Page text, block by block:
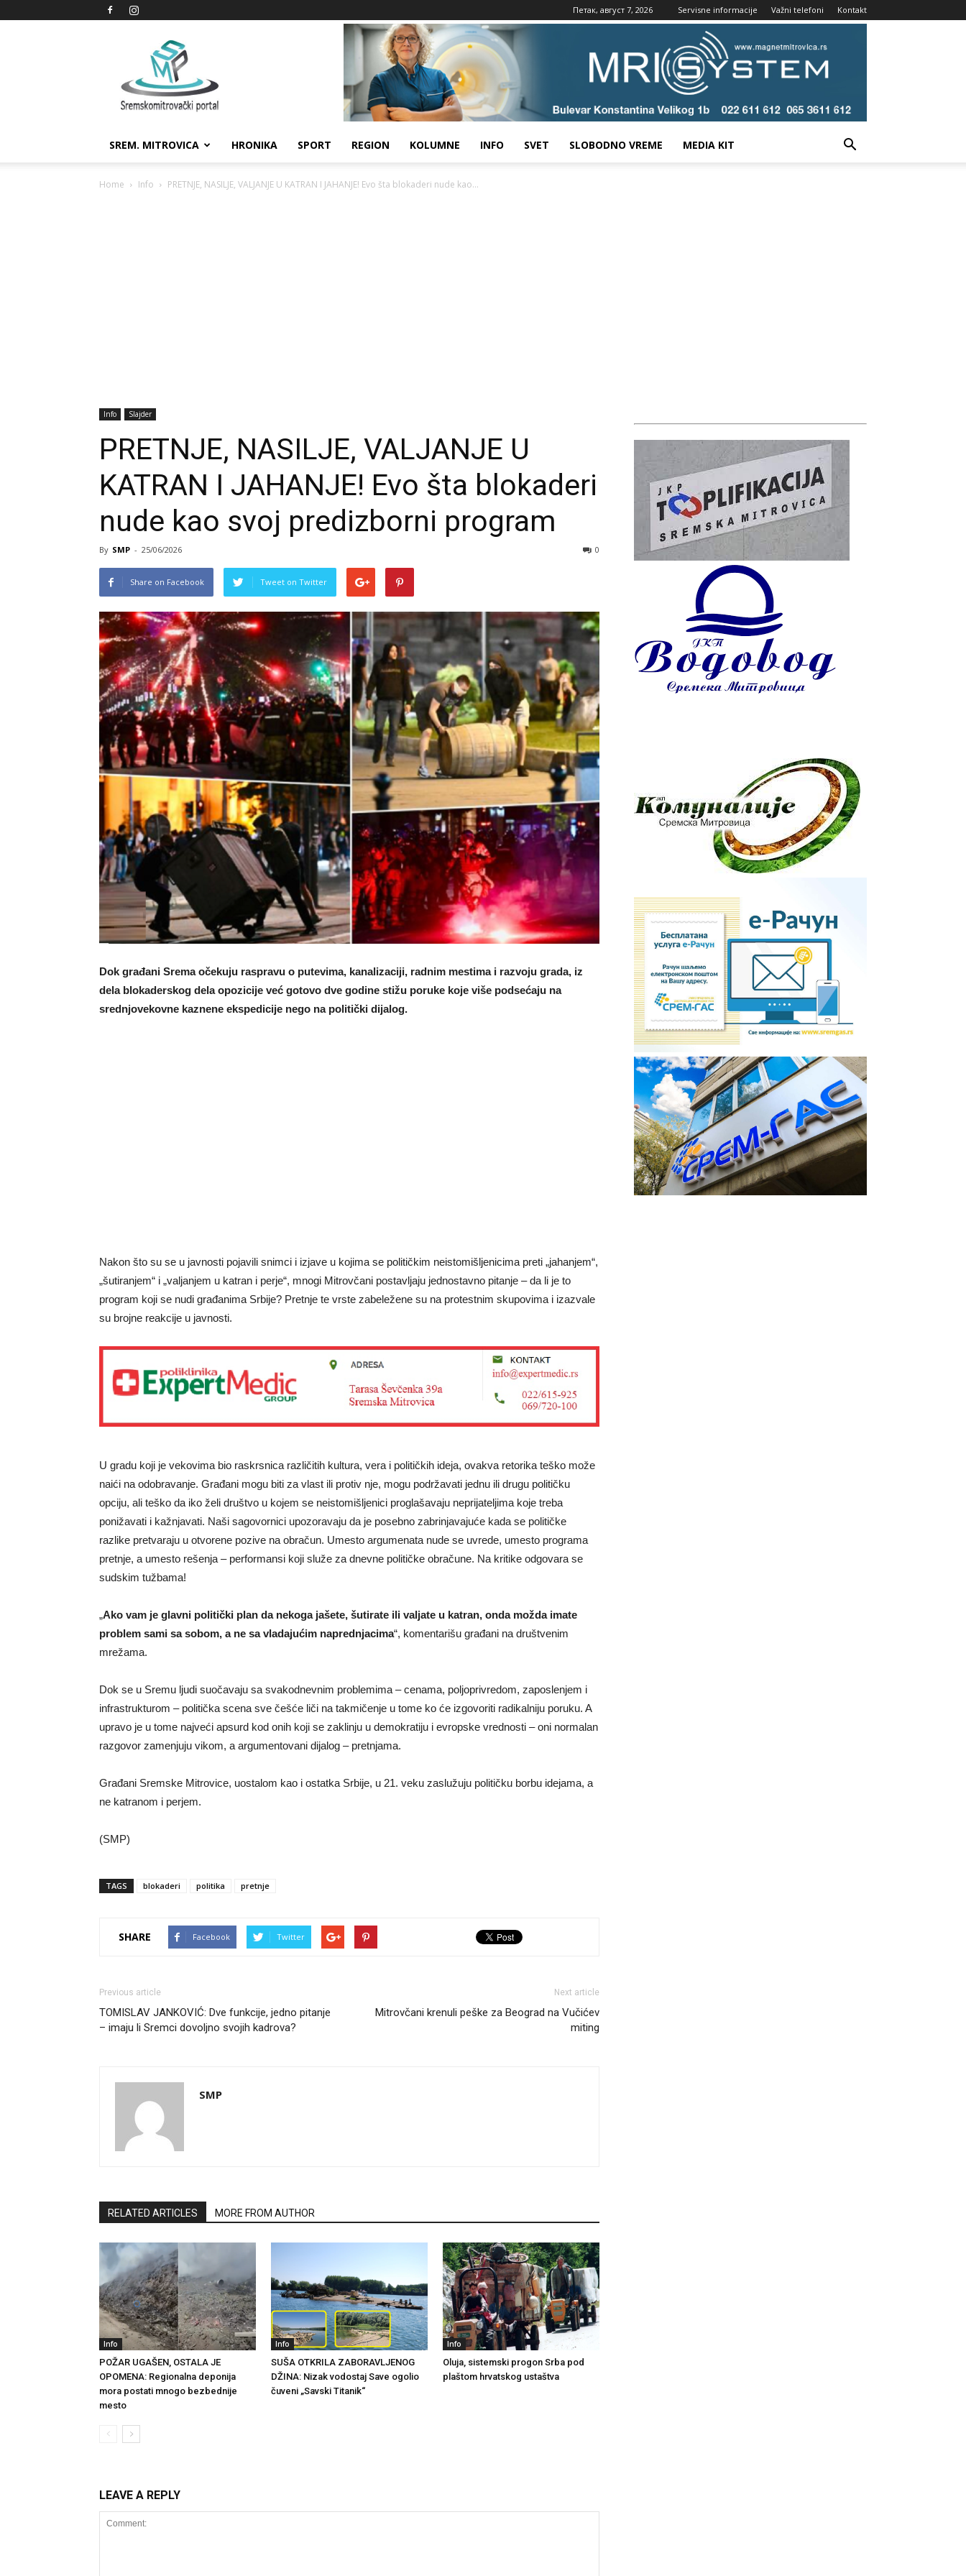
Петак, август 7, 2026 Servisne informacije Važni telefoni Kontakt
Sremskomitrovački
portal
SREM. MITROVICA HRONIKA SPORT REGION KOLUMNE INFO SVET SLOBODNO VREME MEDIA KIT
Home Info PRETNJE, NASILJE, VALJANJE U KATRAN I JAHANJE! Evo šta blokaderi nude kao...
Info Slajder
PRETNJE, NASILJE, VALJANJE U
KATRAN I JAHANJE! Evo šta blokaderi
nude kao svoj predizborni program
By SMP - 25/06/2026 0
Share on Facebook Tweet on Twitter
Dok građani Srema očekuju raspravu o putevima, kanalizaciji, radnim mestima i razvoju grada, iz
dela blokaderskog dela opozicije već gotovo dve godine stižu poruke koje više podsećaju na
srednjovekovne kaznene ekspedicije nego na politički dijalog.
Nakon što su se u javnosti pojavili snimci i izjave u kojima se političkim neistomišljenicima preti „jahanjem“,
„šutiranjem“ i „valjanjem u katran i perje“, mnogi Mitrovčani postavljaju jednostavno pitanje – da li je to
program koji se nudi građanima Srbije? Pretnje te vrste zabeležene su na protestnim skupovima i izazvale
su brojne reakcije u javnosti.
U gradu koji je vekovima bio raskrsnica različitih kultura, vera i političkih ideja, ovakva retorika teško može
naići na odobravanje. Građani mogu biti za vlast ili protiv nje, mogu podržavati jednu ili drugu političku
opciju, ali teško da iko želi društvo u kojem se neistomišljenici proglašavaju neprijateljima koje treba
ponižavati i kažnjavati. Naši sagovornici upozoravaju da je posebno zabrinjavajuće kada se političke
razlike pretvaraju u otvorene pozive na obračun. Umesto argumenata nude se uvrede, umesto programa
pretnje, a umesto rešenja – performansi koji služe za dnevne političke obračune. Na kritike odgovara se
sudskim tužbama!
„Ako vam je glavni politički plan da nekoga jašete, šutirate ili valjate u katran, onda možda imate
problem sami sa sobom, a ne sa vladajućim naprednjacima“, komentarišu građani na društvenim
mrežama.
Dok se u Sremu ljudi suočavaju sa svakodnevnim problemima – cenama, poljoprivredom, zaposlenjem i
infrastrukturom – politička scena sve češće liči na takmičenje u tome ko će izgovoriti radikalniju poruku. A
upravo je u tome najveći apsurd kod onih koji se zaklinju u demokratiju i evropske vrednosti – oni normalan
razgovor zamenjuju vikom, a argumentovani dijalog – pretnjama.
Građani Sremske Mitrovice, uostalom kao i ostatka Srbije, u 21. veku zaslužuju političku borbu idejama, a
ne katranom i perjem.
(SMP)
TAGS blokaderi politika pretnje
SHARE Facebook Twitter
Previous article
TOMISLAV JANKOVIĆ: Dve funkcije, jedno pitanje
– imaju li Sremci dovoljno svojih kadrova?
Next article
Mitrovčani krenuli peške za Beograd na Vučićev
miting
SMP
RELATED ARTICLES MORE FROM AUTHOR
Info
POŽAR UGAŠEN, OSTALA JE
OPOMENA: Regionalna deponija
mora postati mnogo bezbednije
mesto
Info
SUŠA OTKRILA ZABORAVLJENOG
DŽINA: Nizak vodostaj Save ogolio
čuveni „Savski Titanik“
Info
Oluja, sistemski progon Srba pod
plaštom hrvatskog ustaštva
LEAVE A REPLY